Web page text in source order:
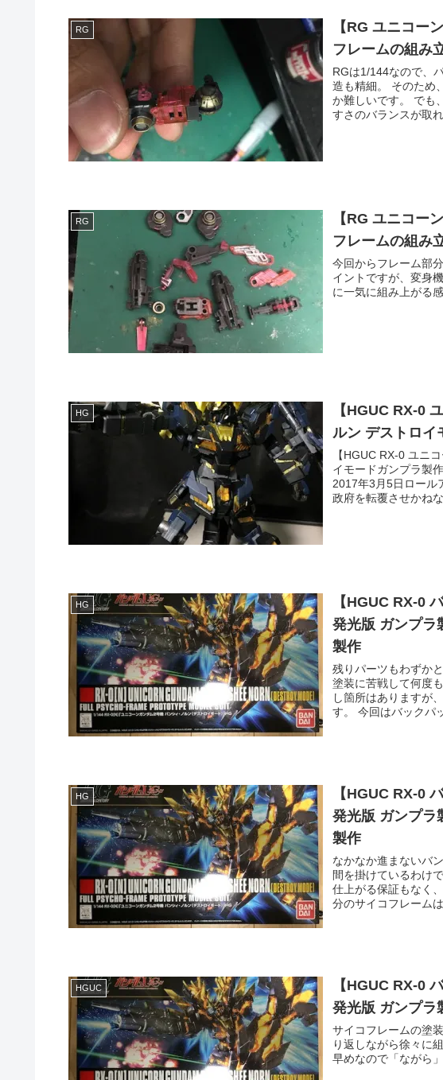
RG
【RG ユニコー
フレームの組み
RGは1/144なので、
造も精細。 そのため
か難しいです。 でも
すさのバランスが取
RG
【RG ユニコー
フレームの組み
今回からフレーム部
イントですが、変身
に一気に組み上がる
HG
【HGUC RX-0
ルン デストロイ
【HGUC RX-0 ユニ
イモードガンプラ製
2017年3月5日ロール
政府を転覆させかねな
HG
【HGUC RX-0
発光版 ガンプラ
製作
残りパーツもわずか
塗装に苦戦して何度
し箇所はありますが
す。 今回はバックパ
HG
【HGUC RX-0
発光版 ガンプラ
製作
なかなか進まないバ
間を掛けているわけ
仕上がる保証もなく
分のサイコフレーム
HGUC
【HGUC RX-0
発光版 ガンプラ
サイコフレームの塗
り返しながら徐々に
早めなので「ながら